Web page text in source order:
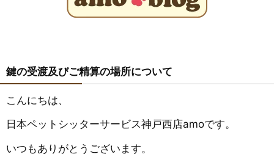
鍵の受渡及びご精算の場所について
こんにちは、
日本ペットシッターサービス神戸西店amoです。
いつもありがとうございます。